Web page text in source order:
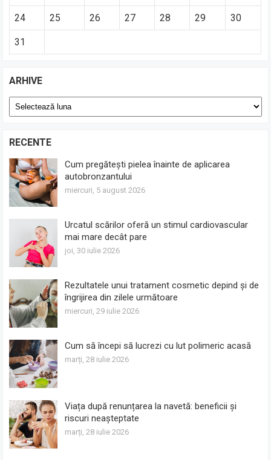
24 25 26 27 28 29 30
31
ARHIVE
Arhive
RECENTE
Cum pregătești pielea înainte de aplicarea
autobronzantului
miercuri, 5 august 2026
Urcatul scărilor oferă un stimul cardiovascular
mai mare decât pare
joi, 30 iulie 2026
Rezultatele unui tratament cosmetic depind și de
îngrijirea din zilele următoare
miercuri, 29 iulie 2026
Cum să începi să lucrezi cu lut polimeric acasă
marți, 28 iulie 2026
Viața după renunțarea la navetă: beneficii și
riscuri neașteptate
marți, 28 iulie 2026